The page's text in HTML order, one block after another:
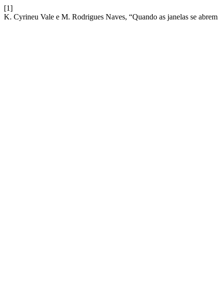
[1]
K. Cyrineu Vale e M. Rodrigues Naves, “Quando as janelas se